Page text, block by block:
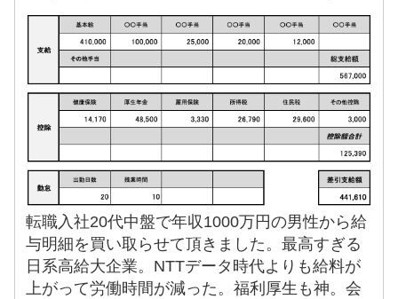
転職入社20代中盤で年収1000万円の男性から給
与明細を買い取らせて頂きました。最高すぎる
日系高給大企業。NTTデータ時代よりも給料が
上がって労働時間が減った。福利厚生も神。会